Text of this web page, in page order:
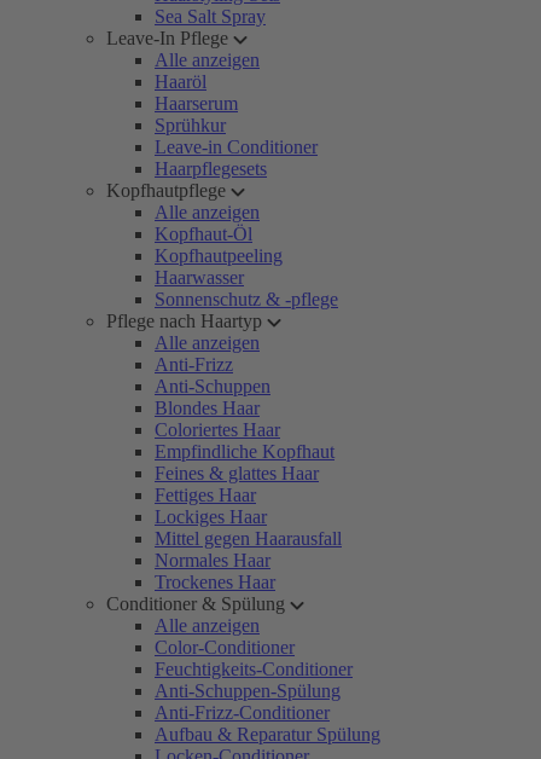
Sea Salt Spray
Leave-In Pflege
Alle anzeigen
Haaröl
Haarserum
Sprühkur
Leave-in Conditioner
Haarpflegesets
Kopfhautpflege
Alle anzeigen
Kopfhaut-Öl
Kopfhautpeeling
Haarwasser
Sonnenschutz & -pflege
Pflege nach Haartyp
Alle anzeigen
Anti-Frizz
Anti-Schuppen
Blondes Haar
Coloriertes Haar
Empfindliche Kopfhaut
Feines & glattes Haar
Fettiges Haar
Lockiges Haar
Mittel gegen Haarausfall
Normales Haar
Trockenes Haar
Conditioner & Spülung
Alle anzeigen
Color-Conditioner
Feuchtigkeits-Conditioner
Anti-Schuppen-Spülung
Anti-Frizz-Conditioner
Aufbau & Reparatur Spülung